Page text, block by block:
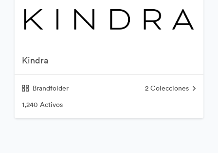
Kindra
Brandfolder 2 Colecciones
1,240 Activos